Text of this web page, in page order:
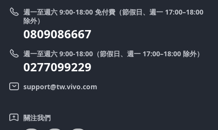
零配件價格查詢
送修服務
IMEI 碼驗證
客戶服務隱私權聲明
法律聲明
優惠活動
舊機換新機
vivo 隱私權中心
週一至週六 9:00-18:00 免付費（節假日、週一 17:00–18:00
除外）
0809086667
週一至週六 9:00-18:00（節假日、週一 17:00–18:00 除外）
0277099229
support@tw.vivo.com
關注我們